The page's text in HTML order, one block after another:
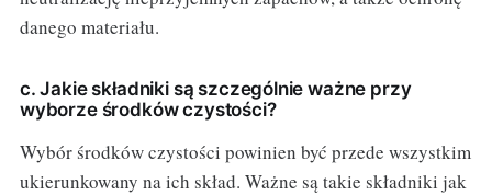
danego materiału.
c. Jakie składniki są szczególnie ważne przy
wyborze środków czystości?
Wybór środków czystości powinien być przede wszystkim
ukierunkowany na ich skład. Ważne są takie składniki jak